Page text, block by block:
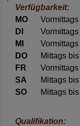
Verfügbarkeit:
MO
DI
MI
DO
Mittags
FR
SA
Mittags
SO
Mittags
Qualifikation: